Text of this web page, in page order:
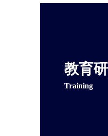
教育
Training